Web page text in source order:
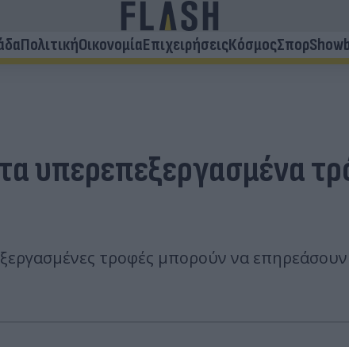
ΠολιτικήΟικονομίαΕπιχειρήσειςΚόσμοςΣπορ
τα υπερεπεξεργασμένα
τροφές μπορούν να